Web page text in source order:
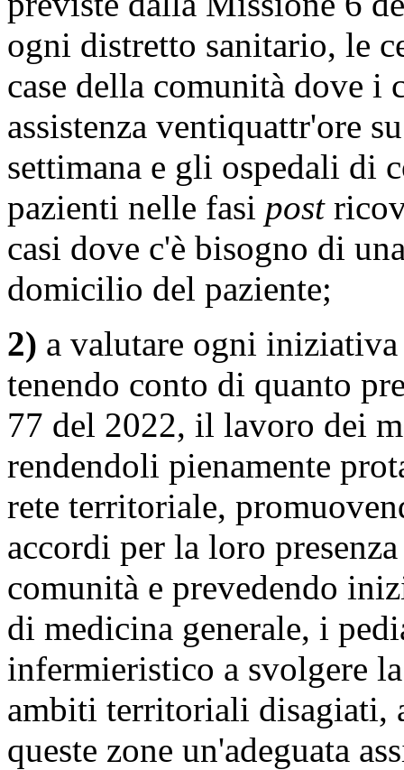
ogni distretto sanitario, le
case della comunità dove i
assistenza ventiquattr'ore
settimana e gli ospedali di
pazienti nelle fasi post
casi dove c'è bisogno di
domicilio del paziente;
2) a valutare ogni
tenendo conto di quanto
77 del 2022, il lavoro dei
rendendoli pienamente
rete territoriale,
accordi per la loro
comunità e prevedendo
di medicina generale, i
infermieristico a svolgere
ambiti territoriali disagiati,
queste zone un'adeguata